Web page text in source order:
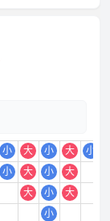
小
大
大
大
小
小
小
小
大
大
大
小
小